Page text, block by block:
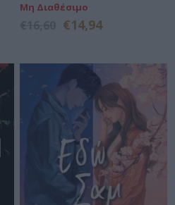
Μη Διαθέσιμο
€14,94